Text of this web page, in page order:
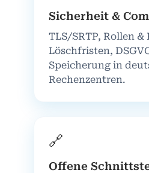
Sicherheit &
TLS/SRTP, Rollen &
Löschfristen,
Speicherung in
Rechenzentren.
🔗
Offene